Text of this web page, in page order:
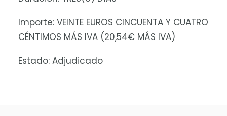
Importe: VEINTE EUROS CINCUENTA Y CUATRO
CÉNTIMOS MÁS IVA (20,54€ MÁS IVA)
Estado: Adjudicado